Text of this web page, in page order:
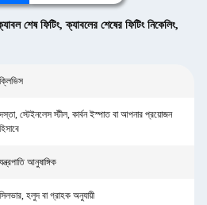
শেষ ফিটিং,ক্যাবলের শেষের ফিটিং নিকেলিং,
ক্লিভিস
স্টেইনলেস স্টীল, কার্বন ইস্পাত বা আপনার প্রয়োজন
হিসাবে
যন্ত্রপাতি আনুষাঙ্গিক
সিলভার, হলুদ বা গ্রাহক অনুযায়ী